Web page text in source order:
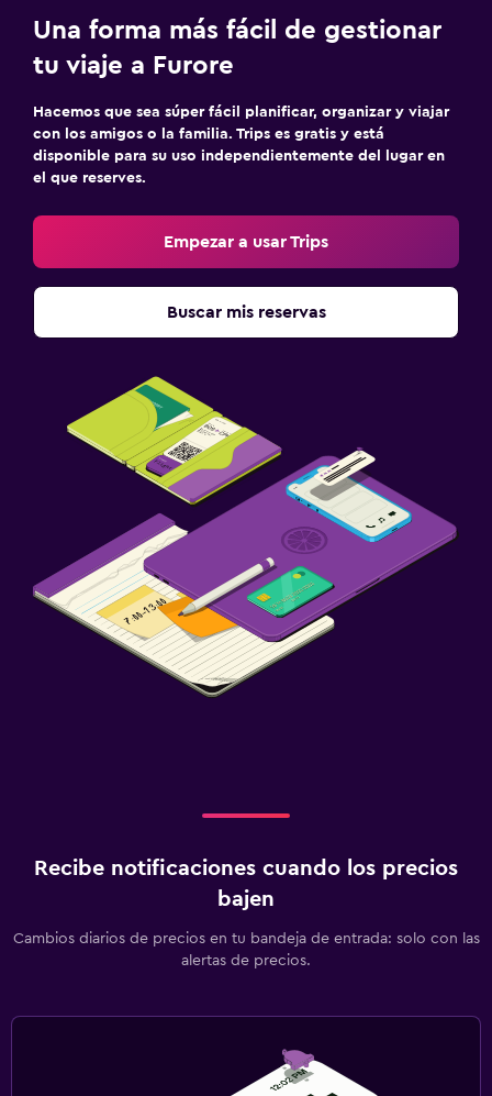
Servicio de traslado (cargo adicional)
Estacionamiento en la calle
Sistema de entretenimiento
TV de pantalla plana
Sala de estar/TV compartida
Aire libre
Comedor al aire libre
Terraza/patio
Sillas de playa
Salud y seguridad
Limpieza diaria
Cámaras CCTV en zonas comunes
Cámaras CCTV en el exterior
Fax/fotocopiadora
Una forma más fácil de gestionar
tu viaje a Furore
Hacemos que sea súper fácil planificar, organizar y viajar
con los amigos o la familia. Trips es gratis y está
disponible para su uso independientemente del lugar en
el que reserves.
Empezar a usar Trips
Buscar mis reservas
Recibe notificaciones cuando los precios
bajen
Cambios diarios de precios en tu bandeja de entrada: solo con las
alertas de precios.